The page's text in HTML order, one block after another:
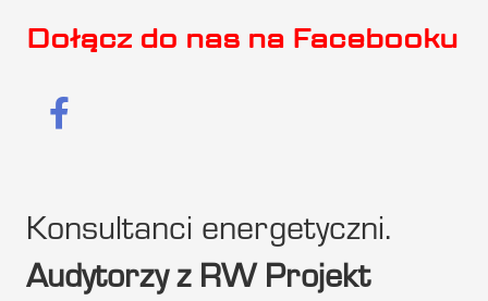
Dołącz do nas na Facebooku
Konsultanci energetyczni.
Audytorzy z RW Projekt